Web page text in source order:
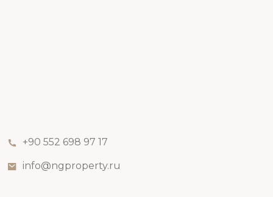
+90 552 698 97 17
info@ngproperty.ru